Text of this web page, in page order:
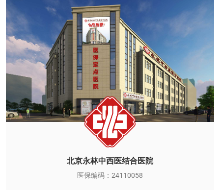
北京永林中西医结合医院
医保编码：24110058